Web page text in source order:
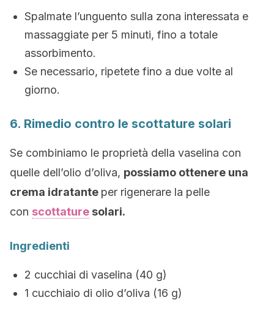
Spalmate l’unguento sulla zona interessata e
massaggiate per 5 minuti, fino a totale
assorbimento.
Se necessario, ripetete fino a due volte al
giorno.
6. Rimedio contro le scottature solari
Se combiniamo le proprietà della vaselina con
quelle dell’olio d’oliva, possiamo ottenere una
crema idratante per rigenerare la pelle
con scottature solari.
Ingredienti
2 cucchiai di vaselina (40 g)
1 cucchiaio di olio d’oliva (16 g)